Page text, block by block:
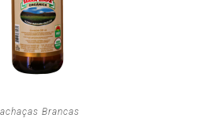
Brancas